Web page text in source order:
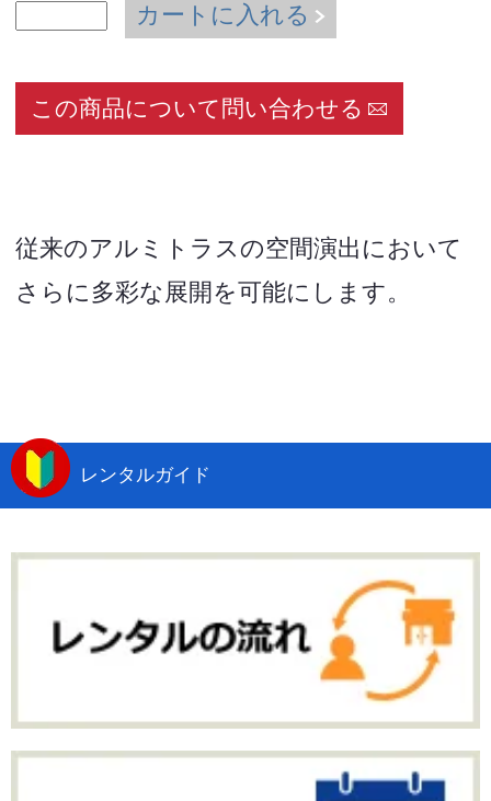
カートに入れる
この商品について問い合わせる
従来のアルミトラスの空間演出において
さらに多彩な展開を可能にします。
レンタルガイド